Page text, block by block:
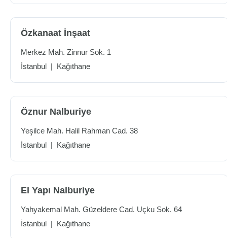
Özkanaat İnşaat
Merkez Mah. Zinnur Sok. 1
İstanbul | Kağıthane
Öznur Nalburiye
Yeşilce Mah. Halil Rahman Cad. 38
İstanbul | Kağıthane
El Yapı Nalburiye
Yahyakemal Mah. Güzeldere Cad. Uçku Sok. 64
İstanbul | Kağıthane